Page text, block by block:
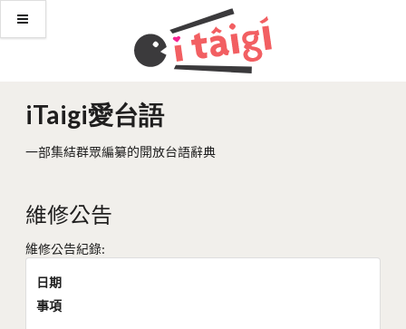
iTaigi愛台語
一部集結群眾編纂的開放台語辭典
維修公告
維修公告紀錄:
日期
事項